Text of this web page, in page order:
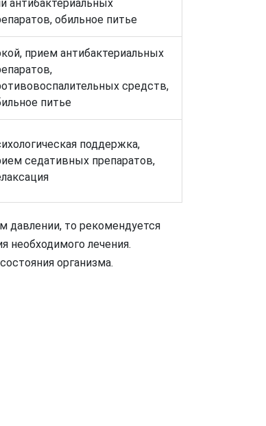
антибактериальных
обильное питье
прием антибактериальных
средств,
питье
поддержка,
седативных препаратов,
давлении, то рекомендуется
необходимого лечения.
организма.